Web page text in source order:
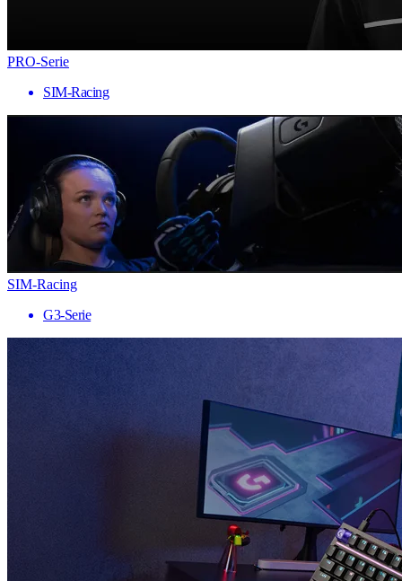
PRO-Serie
SIM-Racing
SIM-Racing
G3-Serie